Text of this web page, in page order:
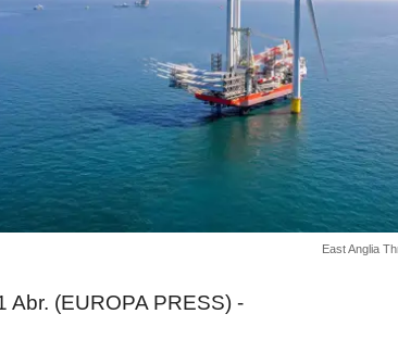
East Anglia
Abr. (EUROPA PRESS) -